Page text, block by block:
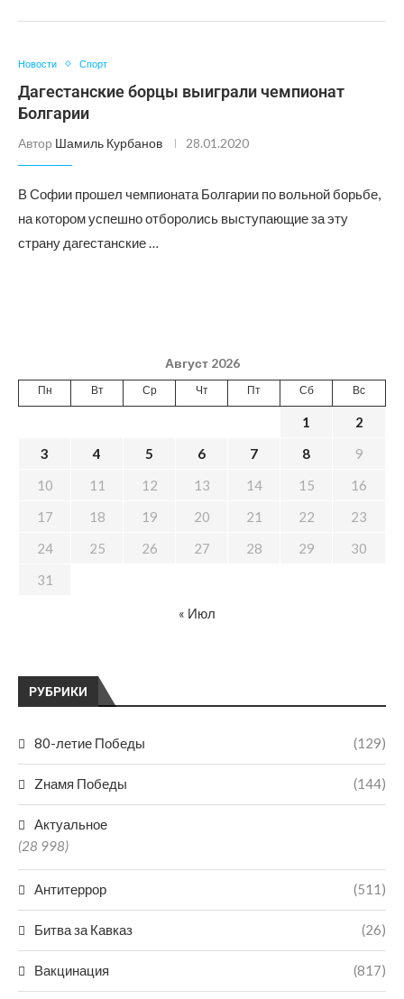
Новости Спорт
Дагестанские борцы выиграли чемпионат
Болгарии
Автор Шамиль Курбанов 28.01.2020
В Софии прошел чемпионата Болгарии по вольной борьбе,
на котором успешно отборолись выступающие за эту
страну дагестанские …
РУБРИКИ
80-летие Победы (129)
Zнамя Победы (144)
Актуальное
(28 998)
Антитеррор (511)
Битва за Кавказ (26)
Вакцинация (817)
Август 2026
Пн Вт Ср Чт Пт Сб Вс
1
2
3
4 5 6 7 8
9
10
11 12 13 14 15
16
17
18 19 20 21 22
23
24
25 26 27 28 29
30
31
« Июл